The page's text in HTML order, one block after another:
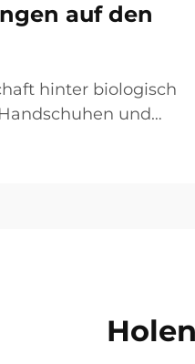
auf den
hinter biologisch
und
abbaubare
ab. Unl...